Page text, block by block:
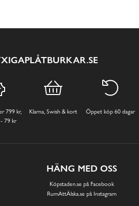
799 kr,
79 kr
Klarna, Swish & kort Öppet köp 60 dagar
HÄNG MED OSS
Köpstaden.se på Facebook
RumAttÄlska.se på Instagram